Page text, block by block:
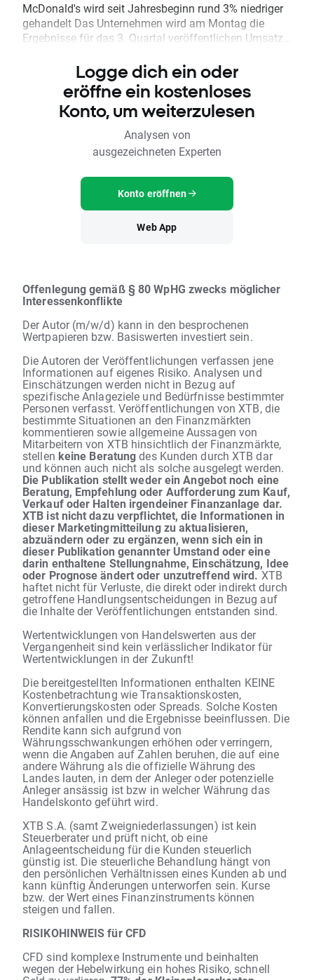
McDonald's wird seit Jahresbeginn rund 3% niedriger
gehandelt Das Unternehmen wird am Montag die
Ergebnisse für das 3. Quartal veröffentlichen Umsatz...
Logge dich ein oder
eröffne ein kostenloses
Konto, um weiterzulesen
Analysen von
ausgezeichneten Experten
Konto eröffnen
Web App
Offenlegung gemäß § 80 WpHG zwecks möglicher
Interessenkonflikte
Der Autor (m/w/d) kann in den besprochenen
Wertpapieren bzw. Basiswerten investiert sein.
Die Autoren der Veröffentlichungen verfassen jene
Informationen auf eigenes Risiko. Analysen und
Einschätzungen werden nicht in Bezug auf
spezifische Anlageziele und Bedürfnisse bestimmter
Personen verfasst. Veröffentlichungen von XTB, die
bestimmte Situationen an den Finanzmärkten
kommentieren sowie allgemeine Aussagen von
Mitarbeitern von XTB hinsichtlich der Finanzmärkte,
stellen keine Beratungdes Kunden durch XTB dar
und können auch nicht als solche ausgelegt werden.
Die Publikation stellt weder ein Angebot noch eine
Beratung, Empfehlung oder Aufforderung zum Kauf,
Verkauf oder Halten irgendeiner Finanzanlage dar.
XTB ist nicht dazu verpflichtet, die Informationen in
dieser Marketingmitteilung zu aktualisieren,
abzuändern oder zu ergänzen, wenn sich ein in
dieser Publikation genannter Umstand oder eine
darin enthaltene Stellungnahme, Einschätzung, Idee
oder Prognose ändert oder unzutreffend wird. XTB
haftet nicht für Verluste, die direkt oder indirekt durch
getroffene Handlungsentscheidungen in Bezug auf
die Inhalte der Veröffentlichungen entstanden sind.
Wertentwicklungen von Handelswerten aus der
Vergangenheit sind kein verlässlicher Indikator für
Wertentwicklungen in der Zukunft!
Die bereitgestellten Informationen enthalten KEINE
Kostenbetrachtung wie Transaktionskosten,
Konvertierungskosten oder Spreads. Solche Kosten
können anfallen und die Ergebnisse beeinflussen. Die
Rendite kann sich aufgrund von
Währungsschwankungen erhöhen oder verringern,
wenn die Angaben auf Zahlen beruhen, die auf eine
andere Währung als die offizielle Währung des
Landes lauten, in dem der Anleger oder potenzielle
Anleger ansässig ist bzw in welcher Währung das
Handelskonto geführt wird.
XTB S.A. (samt Zweigniederlassungen) ist kein
Steuerberater und prüft nicht, ob eine
Anlageentscheidung für die Kunden steuerlich
günstig ist. Die steuerliche Behandlung hängt von
den persönlichen Verhältnissen eines Kunden ab und
kann künftig Änderungen unterworfen sein. Kurse
bzw. der Wert eines Finanzinstruments können
steigen und fallen.
RISIKOHINWEIS für CFD
CFD sind komplexe Instrumente und beinhalten
wegen der Hebelwirkung ein hohes Risiko, schnell